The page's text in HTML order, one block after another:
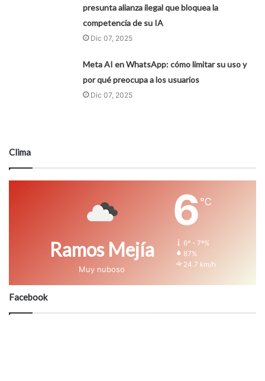
presunta alianza ilegal que bloquea la
competencia de su IA
Dic 07, 2025
Meta AI en WhatsApp: cómo limitar su uso y
por qué preocupa a los usuarios
Dic 07, 2025
Clima
Ramos Mejía
Muy nuboso
6 ℃
6º - 7º%
87%
24.7 km/h
Facebook